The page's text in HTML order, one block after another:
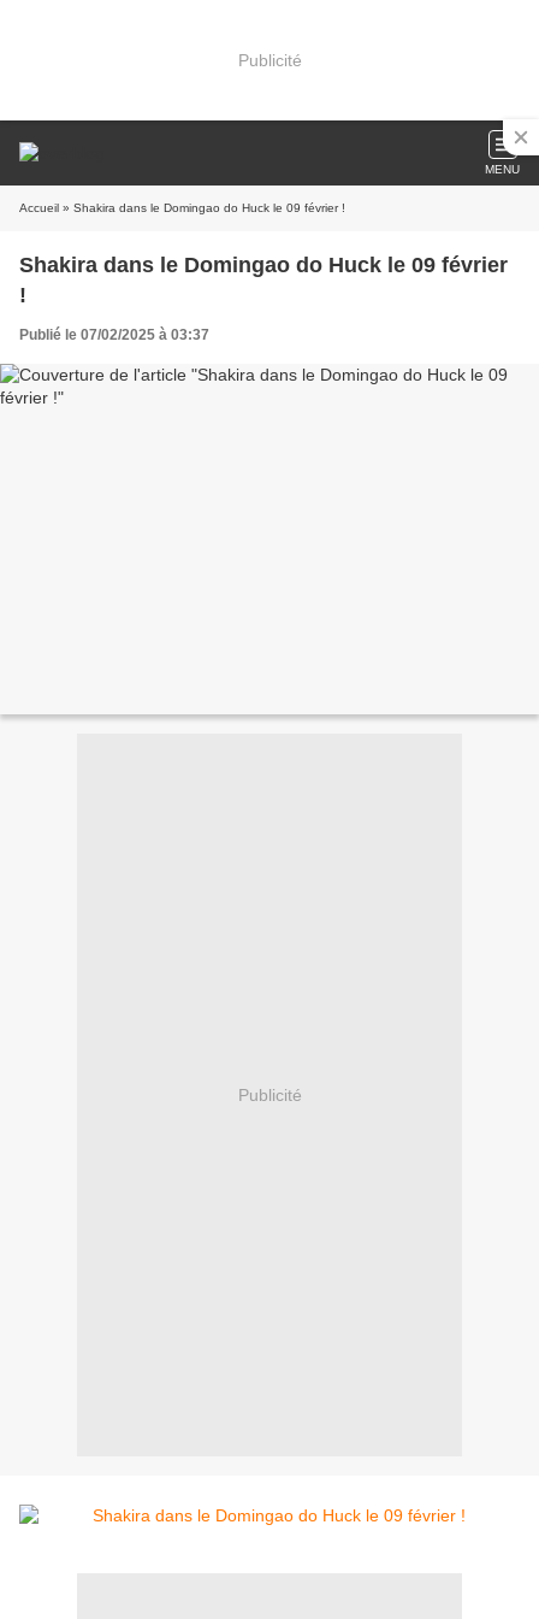
Publicité
MENU
Accueil » Shakira dans le Domingao do Huck le 09 février !
Shakira dans le Domingao do Huck le 09 février
!
Publié le 07/02/2025 à 03:37
Publicité